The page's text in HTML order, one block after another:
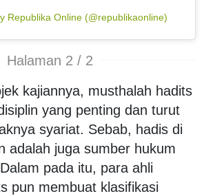
Republika Online (@republikaonline)
Halaman 2 / 2
kajiannya, musthalah hadits
yang penting dan turut
syariat. Sebab, hadis di
adalah juga sumber hukum
pada itu, para ahli
pun membuat klasifikasi